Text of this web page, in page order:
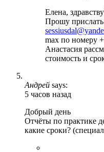
Елена,
Прошу
max по номеру
Анастасия
стоимость и
Андрей says:
5 часов назад
Добрый день
Отчёты по практике
какие сроки?